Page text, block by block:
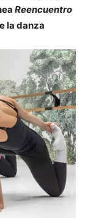
Reencuentro
la danza